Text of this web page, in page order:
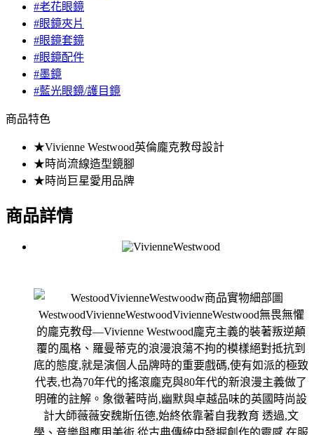
#老花眼鏡
#眼鏡夾片
#眼鏡套鏡
#眼鏡配件
#墨鏡
#藍光眼鏡/護目鏡
商品特色
★Vivienne Westwood英倫龐克教母設計
★時尚流線造型鏡腳
★時尚巨星愛用品牌
商品詳情